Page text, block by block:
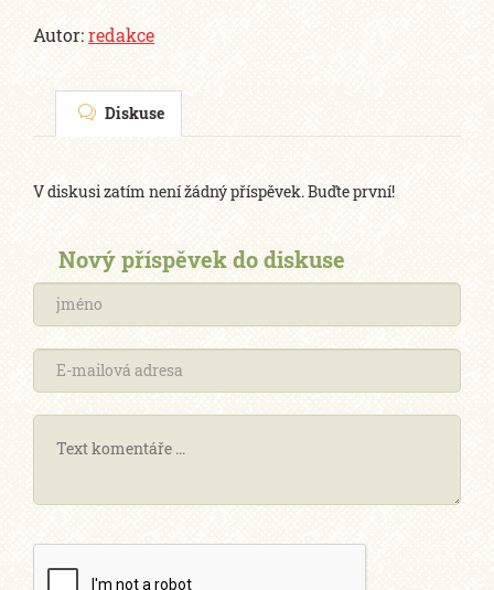
Autor:redakce
Diskuse
V diskusi zatím není žádný příspěvek. Buďte první!
Nový příspěvek do diskuse